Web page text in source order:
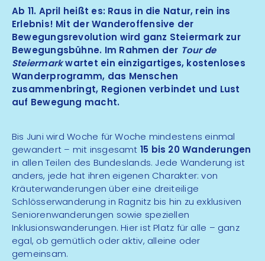
Ab 11. April heißt es: Raus in die Natur, rein ins
Erlebnis! Mit der Wanderoffensive der
Bewegungsrevolution wird ganz Steiermark zur
Bewegungsbühne. Im Rahmen der Tour de
Steiermarkwartet ein einzigartiges, kostenloses
Wanderprogramm, das Menschen
zusammenbringt, Regionen verbindet und Lust
auf Bewegung macht.
Bis Juni wird Woche für Woche mindestens einmal
gewandert – mit insgesamt 15 bis 20 Wanderungen
in allen Teilen des Bundeslands. Jede Wanderung ist
anders, jede hat ihren eigenen Charakter: von
Kräuterwanderungen über eine dreiteilige
Schlösserwanderung in Ragnitz bis hin zu exklusiven
Seniorenwanderungen sowie speziellen
Inklusionswanderungen. Hier ist Platz für alle – ganz
egal, ob gemütlich oder aktiv, alleine oder
gemeinsam.